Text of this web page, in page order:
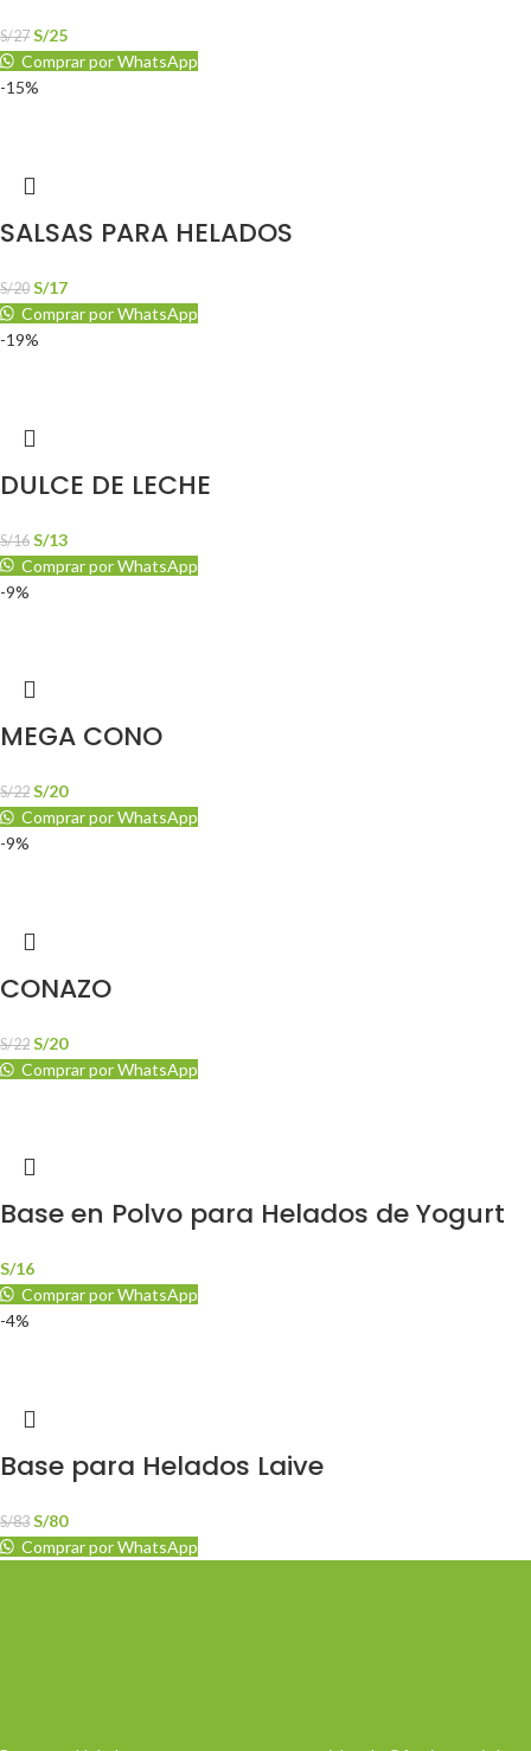
S/27 S/25
Comprar por WhatsApp
-15%
SALSAS PARA HELADOS
S/20 S/17
Comprar por WhatsApp
-19%
DULCE DE LECHE
S/16 S/13
Comprar por WhatsApp
-9%
MEGA CONO
S/22 S/20
Comprar por WhatsApp
-9%
CONAZO
S/22 S/20
Comprar por WhatsApp
Base en Polvo para Helados de Yogurt
S/16
Comprar por WhatsApp
-4%
Base para Helados Laive
S/83 S/80
Comprar por WhatsApp